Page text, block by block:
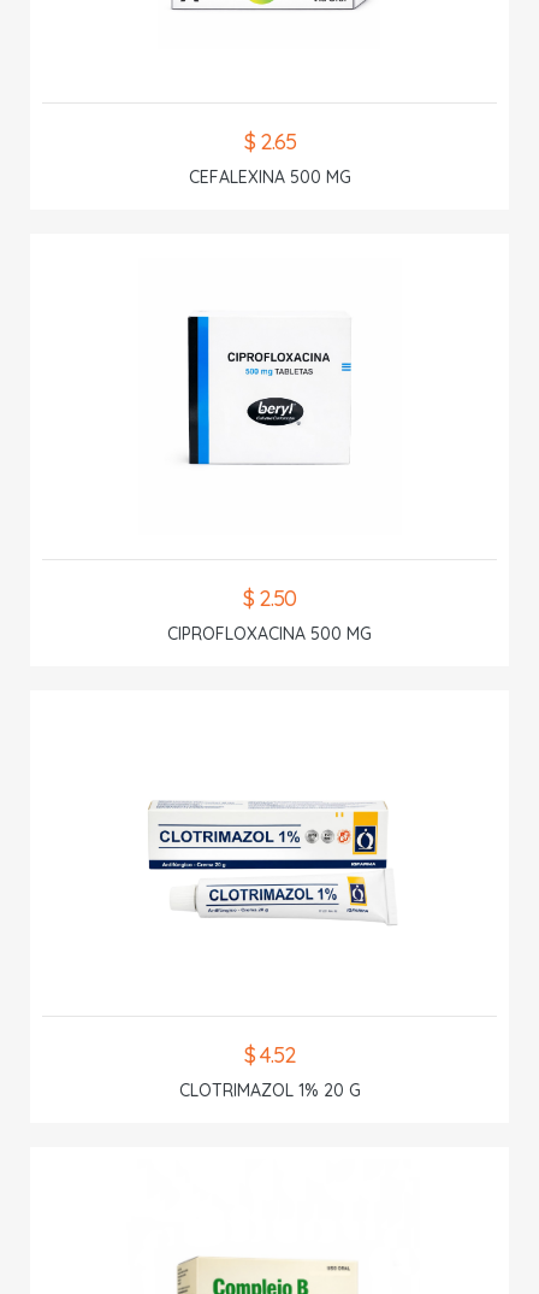
$ 2.65
CEFALEXINA 500 MG
$ 2.50
CIPROFLOXACINA 500 MG
$ 4.52
CLOTRIMAZOL 1% 20 G